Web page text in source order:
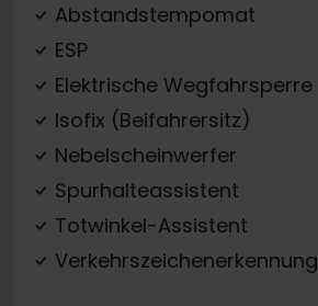
Abstandstempomat
ESP
Elektrische Wegfahrsperre
Isofix (Beifahrersitz)
Nebelscheinwerfer
Spurhalteassistent
Totwinkel-Assistent
Verkehrszeichenerkennung